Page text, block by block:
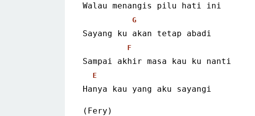
Walau menangis pilu hati ini
G
Sayang ku akan tetap abadi
F
Sampai akhir masa kau ku nanti
E
Hanya kau yang aku sayangi
(Fery)